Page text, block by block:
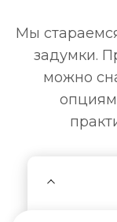
Мы
задумки.
можно